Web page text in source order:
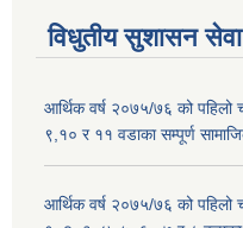
विधुतीय सुशासन सेवा
आर्थिक वर्ष २०७५/७६ को पहिलो
९,१० र ११ वडाका सम्पूर्ण
आर्थिक वर्ष २०७५/७६ को पहिलो